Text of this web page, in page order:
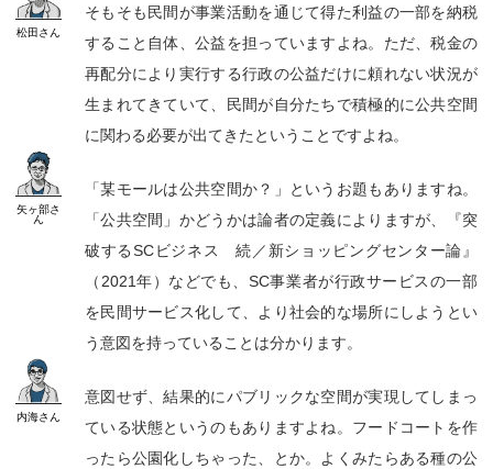
松田さん
そもそも民間が事業活動を通じて得た利益の一部を納税
すること自体、公益を担っていますよね。ただ、税金の
再配分により実行する行政の公益だけに頼れない状況が
生まれてきていて、民間が自分たちで積極的に公共空間
に関わる必要が出てきたということですよね。
矢ヶ部さ
ん
「某モールは公共空間か？」というお題もありますね。
「公共空間」かどうかは論者の定義によりますが、『突
破するSCビジネス 続／新ショッピングセンター論』
（2021年）などでも、SC事業者が行政サービスの一部
を民間サービス化して、より社会的な場所にしようとい
う意図を持っていることは分かります。
内海さん
意図せず、結果的にパブリックな空間が実現してしまっ
ている状態というのもありますよね。フードコートを作
ったら公園化しちゃった、とか。よくみたらある種の公